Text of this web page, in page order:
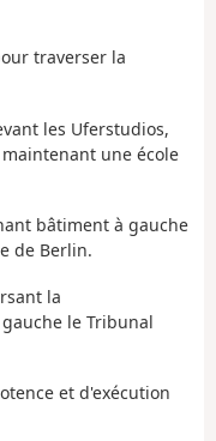
traverser la
les Uferstudios,
une école
bâtiment à gauche
de Berlin.
la
le Tribunal
et d'exécution